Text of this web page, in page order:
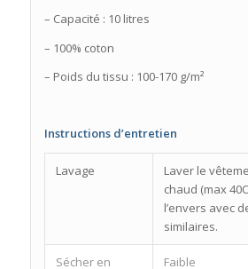
– Capacité : 10 litres
– 100% coton
– Poids du tissu : 100-170 g/m²
Instructions d’entretien
Lavage
Laver le
chaud (max
l’envers avec
similaires.
Sécher en
Faible